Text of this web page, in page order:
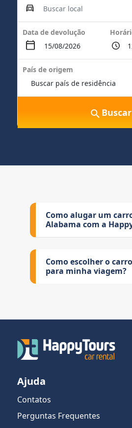
Data de devolução
País de origem
Buscar
Como alugar um
Alabama com a
Como escolher o
para minha viagem?
Ajuda
Contatos
Perguntas Frequentes